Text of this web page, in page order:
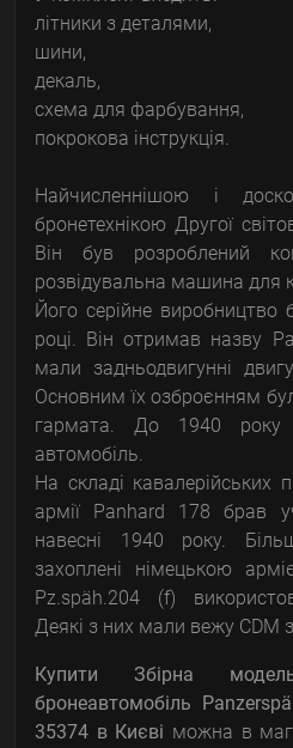
літники з деталями,
шини,
декаль,
схема для фарбування,
покрокова інструкція.
Найчисленнішою і
бронетехнікою Другої
Він був розроблений
розвідувальна машина для
Його серійне
році. Він отримав назву
мали задньодвигунні
Основним їх озброєнням
гармата. До 1940 року
автомобіль.
На складі кавалерійських
армії Panhard 178 брав
навесні 1940 року.
захоплені німецькою
Pz.späh.204 (f)
Деякі з них мали вежу
Купити Збірна
бронеавтомобіль
35374 в Києві можна в